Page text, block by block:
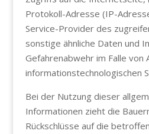
Protokoll-Adresse (IP-
Service-Provider des
sonstige ähnliche Daten und
Gefahrenabwehr im Falle von
informationstechnologischen
Bei der Nutzung dieser
Informationen zieht die
Rückschlüsse auf die